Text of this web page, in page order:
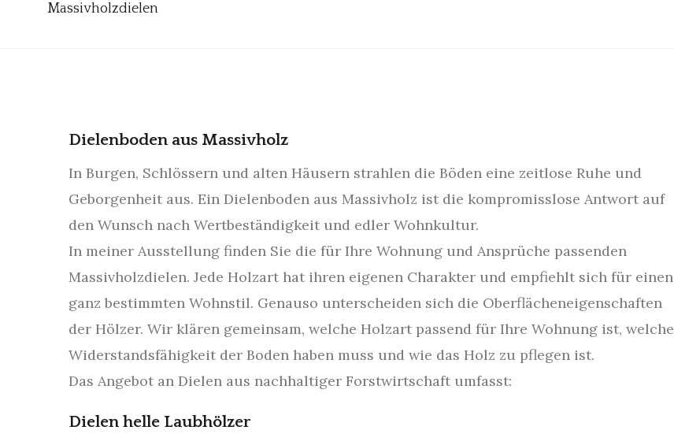
Massivholzdielen
Dielenboden aus Massivholz
In Burgen, Schlössern und alten Häusern strahlen die Böden eine zeitlose Ruhe und
Geborgenheit aus. Ein Dielenboden aus Massivholz ist die kompromisslose Antwort auf
den Wunsch nach Wertbeständigkeit und edler Wohnkultur.
In meiner Ausstellung finden Sie die für Ihre Wohnung und Ansprüche passenden
Massivholzdielen. Jede Holzart hat ihren eigenen Charakter und empfiehlt sich für einen
ganz bestimmten Wohnstil. Genauso unterscheiden sich die Oberflächeneigenschaften
der Hölzer. Wir klären gemeinsam, welche Holzart passend für Ihre Wohnung ist, welche
Widerstandsfähigkeit der Boden haben muss und wie das Holz zu pflegen ist.
Das Angebot an Dielen aus nachhaltiger Forstwirtschaft umfasst:
Dielen helle Laubhölzer